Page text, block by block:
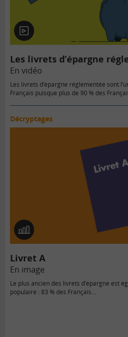
En
vidéo
Les livrets d’épargne
En vidéo
Les livrets d’épargne réglementée sont
Français puisque plus de 90 % des
Décryptages
En
image
Livret A
En image
Le plus ancien des livrets d’épargne est
populaire : 83 % des Français…